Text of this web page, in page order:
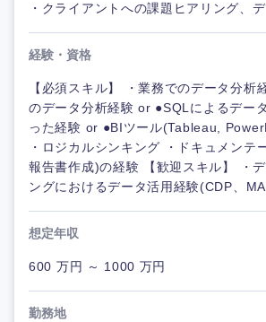
・クライアントへの課題ヒアリング、デ
経験・資格
【必須スキル】 ・業務でのデータ分析
のデータ分析経験 or ●SQLによるデー
った経験 or ●BIツール(Tableau,
・ロジカルシンキング ・ドキュメンテ
報告書作成)の経験 【歓迎スキル】 ・
ングにおけるデータ活用経験(CDP、MA
想定年収
600 万円 ～ 1000 万円
勤務地